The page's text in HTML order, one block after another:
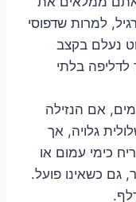
למרות שדפוסי
נעלם בקצב
לדליפה בלתי
אם הנזילה
גלויה, אך
כימי עמום או
גם כשאינו פועל.